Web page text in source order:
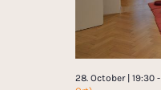
28. October | 19:30-